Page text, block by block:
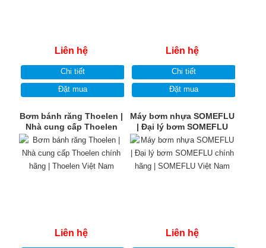
Liên hệ
Chi tiết
Đặt mua
Liên hệ
Chi tiết
Đặt mua
Bơm bánh răng Thoelen |
Nhà cung cấp Thoelen
chính hãng | Thoelen Việt
Nam
Liên hệ
Máy bơm nhựa SOMEFLU
| Đại lý bơm SOMEFLU
chính hãng | SOMEFLU
Việt Nam
Liên hệ